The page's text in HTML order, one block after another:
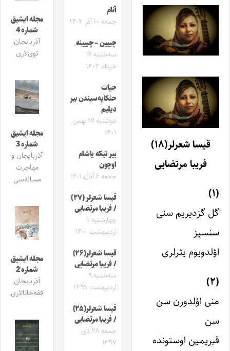
قیسا شعرلر(۱۸)
فریبا مرتضایی
(۱)
گل گزدیریم سنی
سنسیز
اؤلدویوم یئرلری
(۲)
منی اؤلدورن سن
سن
قبریمین اوستونده
آنام
جمعه ۱۰ آذر ۱۴۰۲
چییین – چییینه
سه‌شنبه ۱۶
خرداد ۱۴۰۲
حیات
حئکایه‌سیندن بیر
دیلیم
دوشنبه ۱۷ بهمن
۱۴۰۱
بیر تیکه یاشام
اوچون
جمعه ۶ آبان ۱۴۰۱
قیسا شعرلر (۲۷)
/ فریبا مرتضایی
چهارشنبه ۱
اردیبهشت ۱۴۰۰
قیسا شعرلر(۲۶)
/ فریبا مرتضایی
سه‌شنبه ۹
اردیبهشت ۱۳۹۹
قیسا شعرلر(۲۵)
/ فریبا مرتضایی
جمعه ۲۸ دی
۱۳۹۷
مجله ایشیق
شماره 4
آذربایجان
توی‌لاری
مجله ایشیق
شماره 3
آذربایجان و
مهاجرت
مساله‌سی
مجله ایشیق
شماره 2
آذربایجان
قفه‌خانالاری